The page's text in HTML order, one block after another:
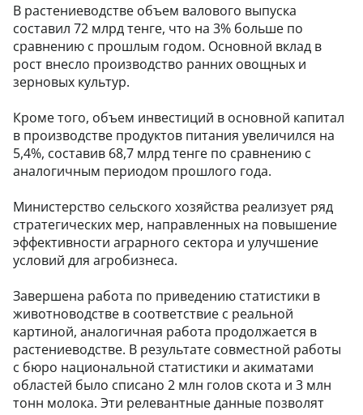
В растениеводстве объем валового выпуска
составил 72 млрд тенге, что на 3% больше по
сравнению с прошлым годом. Основной вклад в
рост внесло производство ранних овощных и
зерновых культур.
Кроме того, объем инвестиций в основной капитал
в производстве продуктов питания увеличился на
5,4%, составив 68,7 млрд тенге по сравнению с
аналогичным периодом прошлого года.
Министерство сельского хозяйства реализует ряд
стратегических мер, направленных на повышение
эффективности аграрного сектора и улучшение
условий для агробизнеса.
Завершена работа по приведению статистики в
животноводстве в соответствие с реальной
картиной, аналогичная работа продолжается в
растениеводстве. В результате совместной работы
с бюро национальной статистики и акиматами
областей было списано 2 млн голов скота и 3 млн
тонн молока. Эти релевантные данные позволят